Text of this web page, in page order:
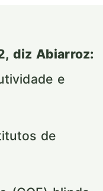
diz Abiarroz:
e
de